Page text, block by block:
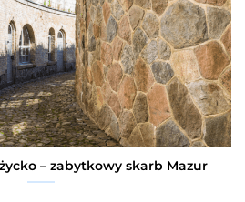
– zabytkowy skarb Mazur